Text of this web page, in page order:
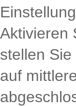
Aktivieren
stellen
auf